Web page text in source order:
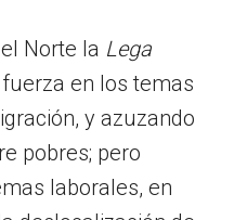
Norte la Lega
en los temas
y azuzando
pobres; pero
laborales, en